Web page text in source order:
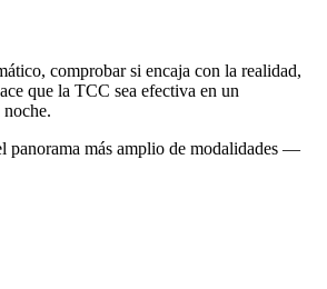
comprobar si encaja con la realidad,
que la TCC sea efectiva en un
panorama más amplio de modalidades —